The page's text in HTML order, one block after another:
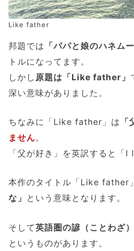
Like father
邦題では 「パパと娘のハネムー
トルになってます。
しかし 原題は「Like father」
深い意味がありました。
ちなみに「Like father」は
ません。
「父が好き」を英訳すると「
本作のタイトル「Like father
な」 という意味となります。
そして英語圏の諺（ことわざ
というものがあります。